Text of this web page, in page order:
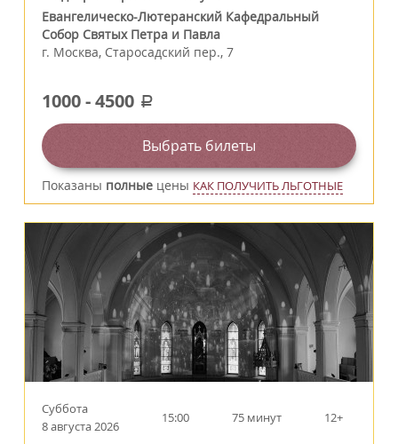
Евангелическо-Лютеранский Кафедральный
Собор Святых Петра и Павла
г. Москва, Старосадский пер., 7
1000-4500 a
Выбрать билеты
Показаны полные цены КАК ПОЛУЧИТЬ ЛЬГОТНЫЕ
Суббота
8 августа 2026
15:00 75 минут 12+